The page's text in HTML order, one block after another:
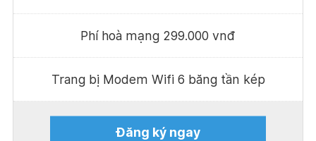
Phí hoà mạng 299.000 vnđ
Trang bị Modem Wifi 6 băng tần kép
Đăng ký ngay